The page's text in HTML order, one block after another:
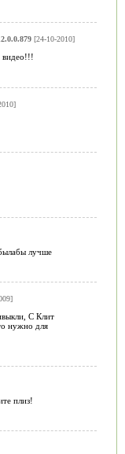
[24-10-2010]
видео!!!
лучше
С Клит
нужно для
плиз!